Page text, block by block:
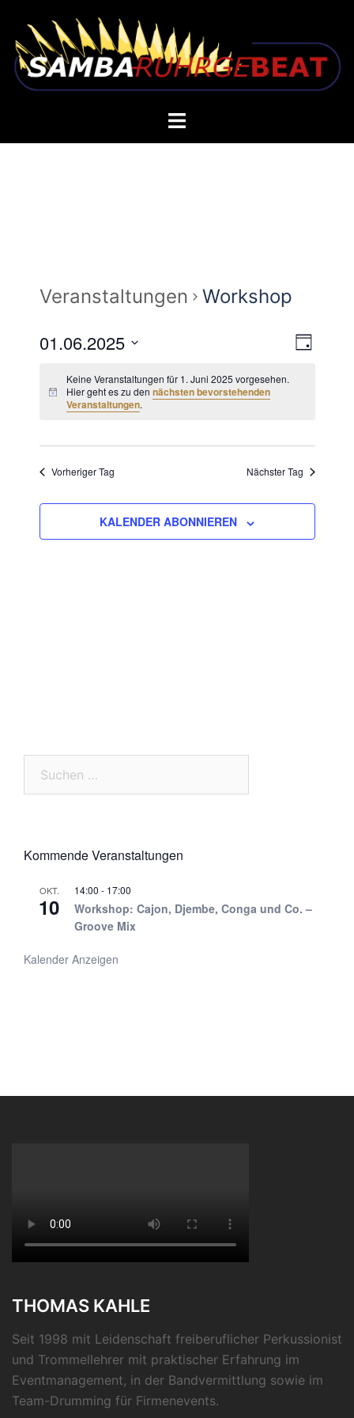
Inhalt
springen
Toggle
Veranstaltungen Workshop
TAG
01.06.2025
wählen.Keine Veranstaltungen für 1. Juni 2025 vorgesehen.
Hier geht es zu den nächsten bevorstehenden
Veranstaltungen.
Vorheriger Tag Nächster Tag
KALENDER ABONNIEREN
Kommende Veranstaltungen
OKT.
10
14:00 - 17:00
Workshop: Cajon, Djembe, Conga und Co. –
Groove Mix
Kalender Anzeigen
THOMAS KAHLE
Seit 1998 mit Leidenschaft freiberuflicher Perkussionist
und Trommellehrer mit praktischer Erfahrung im
Eventmanagement, in der Bandvermittlung sowie im
Team-Drumming für Firmenevents.